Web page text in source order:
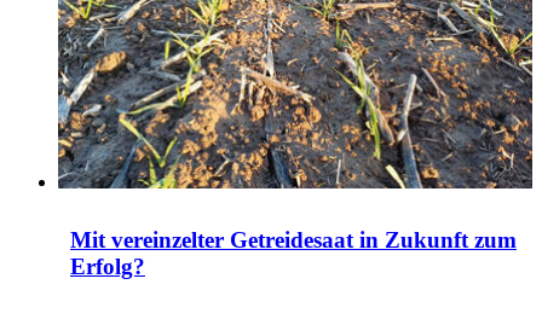
Mit vereinzelter Getreidesaat in Zukunft zum
Erfolg?